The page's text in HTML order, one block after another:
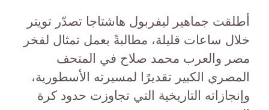
أطلقت جماهير ليفربول هاشتاجا تصدّر تويتر
خلال ساعات قليلة، مطالبةً بعمل تمثال لفخر
مصر والعرب محمد صلاح في المتحف
المصري الكبير تقديرًا لمسيرته الأسطورية،
وإنجازاته التاريخية التي تجاوزت حدود كرة